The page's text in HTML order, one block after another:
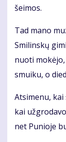
šei­mos.
Tad ma­no
Smi­lins­kų
nuo­ti
smui­ku, o
At­si­me­nu,
kai
net Pu­nio­je